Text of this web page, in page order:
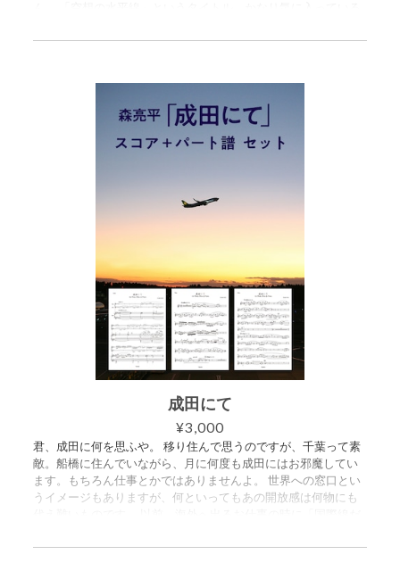
orizon Fantastique（空想の水平線）」の楽譜セットです。
きます。 ・スコア譜 16ページ ・パート譜（ヴィブラフォン）
6ページ ・パート譜（ヴァイオリン1） 6ページ ・パート譜
（ヴァイオリン2） 6ページ ・パート譜（ヴィオラ） 4ペー
成田にて
¥3,000
君、成田に何を思ふや。 移り住んで思うのですが、千葉って素
敵。船橋に住んでいながら、月に何度も成田にはお邪魔してい
ます。もちろん仕事とかではありませんよ。 世界への窓口とい
うイメージもありますが、何といってもあの開放感は何物にも
田からだったという事に気付く恐ろしい経験をしたのをふと思